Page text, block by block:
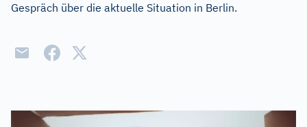
Gespräch über die aktuelle Situation in Berlin.